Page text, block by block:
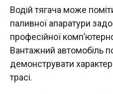
Водій тягача може
паливної апаратури
професійної
Вантажний автомобіль
демонструвати
трасі.